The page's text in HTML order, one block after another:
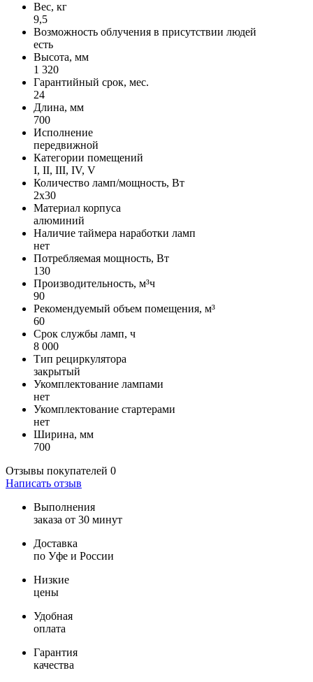
Вес, кг
9,5
Возможность облучения в присутствии людей
есть
Высота, мм
1 320
Гарантийный срок, мес.
24
Длина, мм
700
Исполнение
передвижной
Категории помещений
I, II, III, IV, V
Количество ламп/мощность, Вт
2х30
Материал корпуса
алюминий
Наличие таймера наработки ламп
нет
Потребляемая мощность, Вт
130
Производительность, м³ч
90
Рекомендуемый объем помещения, м³
60
Срок службы ламп, ч
8 000
Тип рециркулятора
закрытый
Укомплектование лампами
нет
Укомплектование стартерами
нет
Ширина, мм
700
Отзывы покупателей 0
Написать отзыв
Выполнения
заказа от 30 минут
Доставка
по Уфе и России
Низкие
цены
Удобная
оплата
Гарантия
качества